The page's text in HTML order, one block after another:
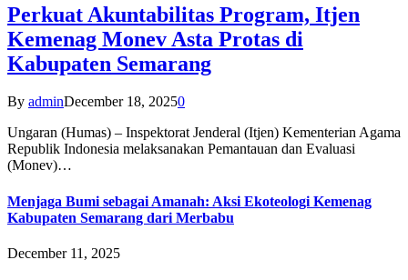
Perkuat Akuntabilitas Program, Itjen
Kemenag Monev Asta Protas di
Kabupaten Semarang
By adminDecember 18, 20250
Ungaran (Humas) – Inspektorat Jenderal (Itjen) Kementerian Agama
Republik Indonesia melaksanakan Pemantauan dan Evaluasi
(Monev)…
Menjaga Bumi sebagai Amanah: Aksi Ekoteologi Kemenag
Kabupaten Semarang dari Merbabu
December 11, 2025